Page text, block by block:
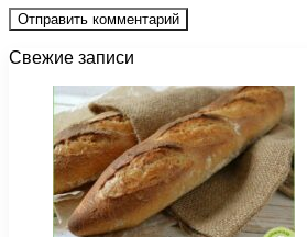
Свежие записи